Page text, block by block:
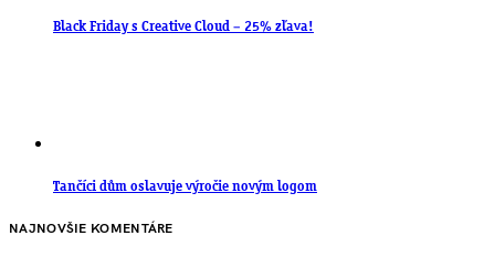
Black Friday s Creative Cloud – 25% zľava!
Tančíci dům oslavuje výročie novým logom
NAJNOVŠIE KOMENTÁRE